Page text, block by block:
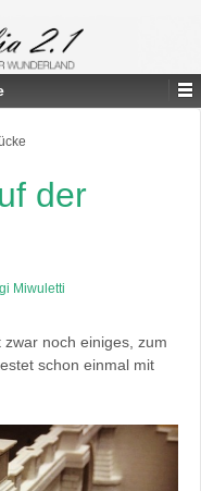
der
Miwuletti
noch einiges, zum
schon einmal mit